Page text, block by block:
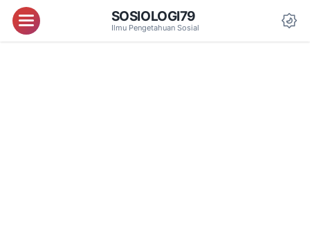
Menu SOSIOLOGI79
Ilmu Pengetahuan Sosial